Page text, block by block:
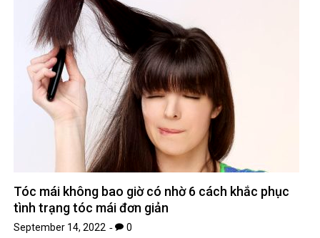
Tóc mái không bao giờ có nhờ 6 cách khắc phục
tình trạng tóc mái đơn giản
September 14, 2022 0